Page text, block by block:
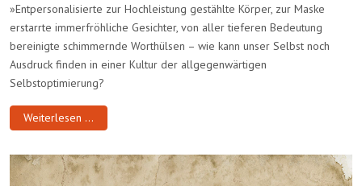
»Entpersonalisierte zur Hochleistung gestählte Körper, zur Maske
erstarrte immerfröhliche Gesichter, von aller tieferen Bedeutung
bereinigte schimmernde Worthülsen – wie kann unser Selbst noch
Ausdruck finden in einer Kultur der allgegenwärtigen
Selbstoptimierung?
Weiterlesen …